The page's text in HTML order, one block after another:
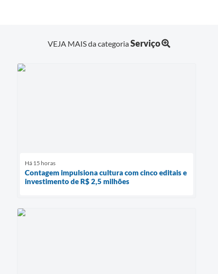
VEJA MAIS da categoriaServiço
Há 15 horas
Contagem impulsiona cultura com cinco editais e
investimento de R$ 2,5 milhões